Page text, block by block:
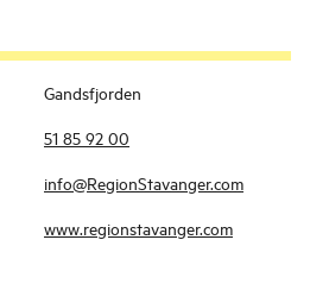
Gandsfjorden
51 85 92 00
info@RegionStavanger.com
www.regionstavanger.com